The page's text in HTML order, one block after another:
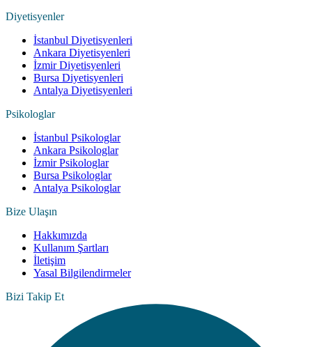
Diyetisyenler
İstanbul Diyetisyenleri
Ankara Diyetisyenleri
İzmir Diyetisyenleri
Bursa Diyetisyenleri
Antalya Diyetisyenleri
Psikologlar
İstanbul Psikologlar
Ankara Psikologlar
İzmir Psikologlar
Bursa Psikologlar
Antalya Psikologlar
Bize Ulaşın
Hakkımızda
Kullanım Şartları
İletişim
Yasal Bilgilendirmeler
Bizi Takip Et